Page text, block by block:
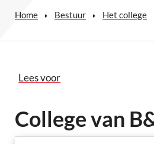
Home Bestuur Het college
Lees voor
College van